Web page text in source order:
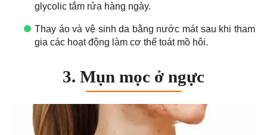
glycolic tắm rửa hàng ngày.
Thay áo và vệ sinh da bằng nước mát sau khi tham
gia các hoạt động làm cơ thể toát mồ hôi.
3. Mụn mọc ở ngực